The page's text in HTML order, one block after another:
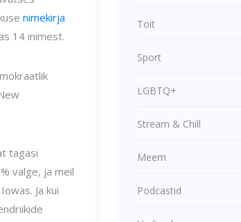
nimekirja
14 inimest.
tagasi
valge, ja meil
Ja kui
Toit
Sport
LGBTQ+
Stream & Chill
Meem
Podcastid